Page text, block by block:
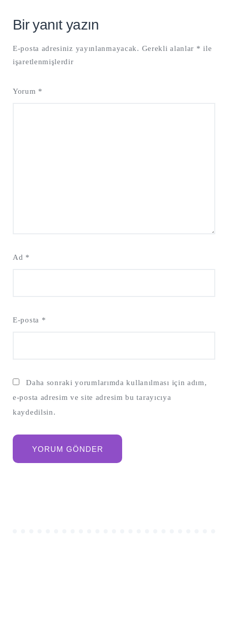
Bir yanıt yazın
E-posta adresiniz yayınlanmayacak. Gerekli alanlar * ile
işaretlenmişlerdir
Yorum *
Ad *
E-posta *
Daha sonraki yorumlarımda kullanılması için adım,
e-posta adresim ve site adresim bu tarayıcıya
kaydedilsin.